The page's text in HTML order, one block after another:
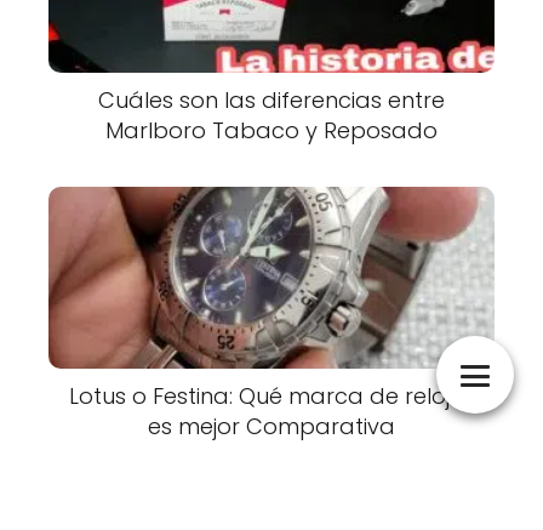
Cuáles son las diferencias entre
Marlboro Tabaco y Reposado
Lotus o Festina: Qué marca de relojes
es mejor Comparativa